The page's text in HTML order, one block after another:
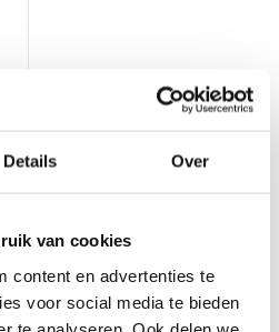
Details Over
van cookies
content en advertenties te
voor social media te bieden
te analyseren. Ook delen we